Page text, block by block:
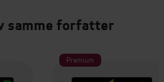
samme forfatter
Premium